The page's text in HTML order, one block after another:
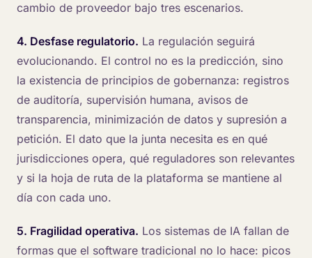
cambio de proveedor bajo tres escenarios.
4. Desfase regulatorio. La regulación seguirá
evolucionando. El control no es la predicción, sino
la existencia de principios de gobernanza: registros
de auditoría, supervisión humana, avisos de
transparencia, minimización de datos y supresión a
petición. El dato que la junta necesita es en qué
jurisdicciones opera, qué reguladores son relevantes
y si la hoja de ruta de la plataforma se mantiene al
día con cada uno.
5. Fragilidad operativa. Los sistemas de IA fallan de
formas que el software tradicional no lo hace: picos